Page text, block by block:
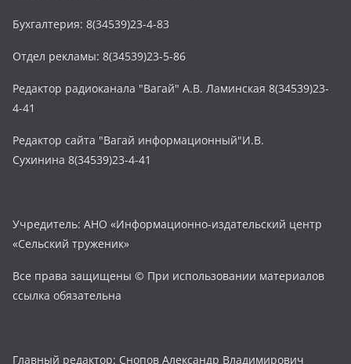
Бухгалтерия: 8(34539)23-4-83
Отдел рекламы: 8(34539)23-5-86
Редактор радиоканала "Вагай" А.В. Ламинская 8(34539)23-
4-41
Редактор сайта "Вагай информационный"И.В.
Сухинина 8(34539)23-4-41
Учредитель: АНО «Информационно-издательский центр
«Сельский труженик»
Все права защищены © При использовании материалов
ссылка обязательна
Главный редактор: Снопов Александр Владимирович